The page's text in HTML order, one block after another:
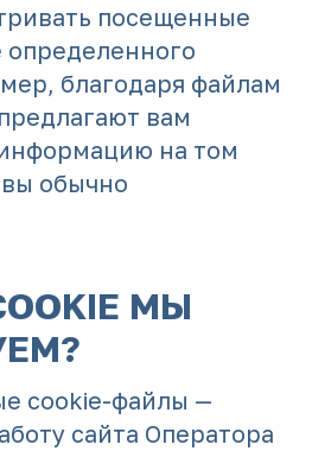
посещенные
определенного
благодаря файлам
вам
на том
обычно
МЫ
cookie-файлы —
сайта Оператора